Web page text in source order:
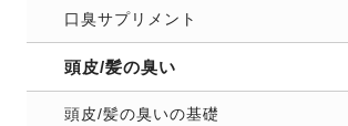
口臭サプリメント
頭皮/髪の臭い
頭皮/髪の臭いの基礎